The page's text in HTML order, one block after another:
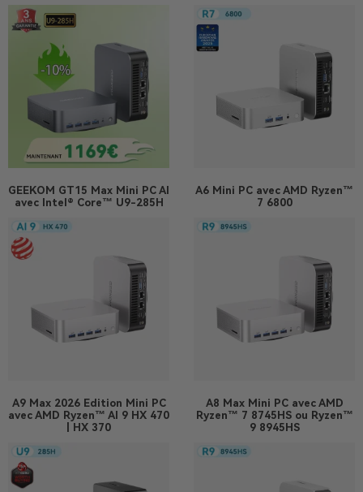
GEEKOM GT15 Max Mini PC AI
avec Intel® Core™ U9-285H
A6 Mini PC avec AMD Ryzen™
7 6800
A9 Max 2026 Edition Mini PC
avec AMD Ryzen™ AI 9 HX 470
| HX 370
A8 MaxMini PC avec AMD
Ryzen™ 7 8745HS ou Ryzen™
9 8945HS